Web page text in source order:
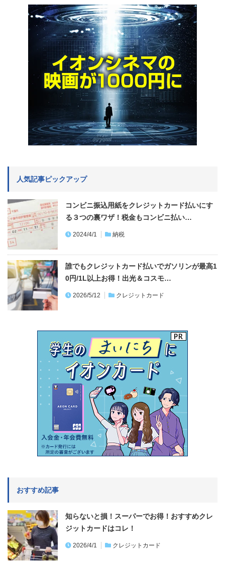
人気記事ピックアップ
コンビニ振込用紙をクレジットカード払いにす
る３つの裏ワザ！税金もコンビニ払い…
2024/4/1 納税
誰でもクレジットカード払いでガソリンが最高1
0円/1L以上お得！出光＆コスモ…
2026/5/12 クレジットカード
おすすめ記事
知らないと損！スーパーでお得！おすすめクレ
ジットカードはコレ！
2026/4/1 クレジットカード